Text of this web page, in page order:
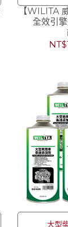
【WILITA
全效引
車)380ml
大型